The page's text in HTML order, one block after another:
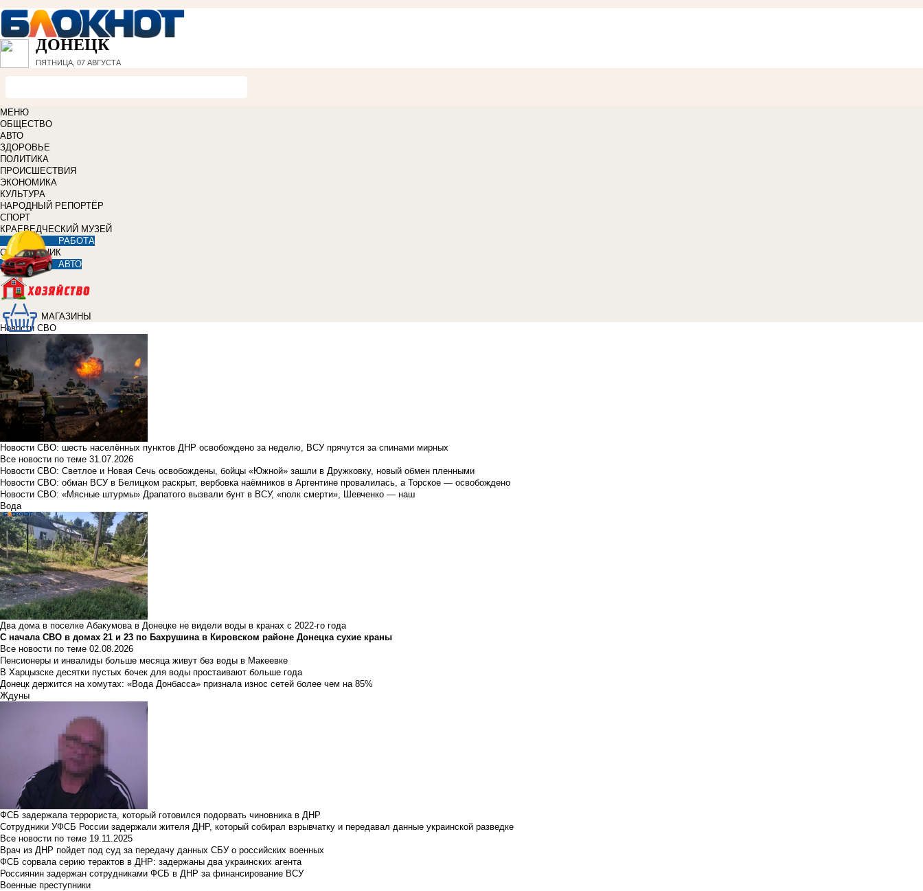
ДОНЕЦК
ПЯТНИЦА, 07 АВГУСТА
МЕНЮ
ОБЩЕСТВО
АВТО
ЗДОРОВЬЕ
ПОЛИТИКА
ПРОИСШЕСТВИЯ
ЭКОНОМИКА
КУЛЬТУРА
НАРОДНЫЙ РЕПОРТЁР
СПОРТ
КРАЕВЕДЧЕСКИЙ МУЗЕЙ
РАБОТА
СПРАВОЧНИК
АВТО
МАГАЗИНЫ
Новости СВО
Новости СВО: шесть населённых пунктов ДНР освобождено за неделю, ВСУ прячутся за спинами мирных
Все новости по теме 31.07.2026
Новости СВО: Светлое и Новая Сечь освобождены, бойцы «Южной» зашли в Дружковку, новый обмен пленными
Новости СВО: обман ВСУ в Белицком раскрыт, вербовка наёмников в Аргентине провалилась, а Торское — освобождено
Новости СВО: «Мясные штурмы» Драпатого вызвали бунт в ВСУ, «полк смерти», Шевченко — наш
Вода
Два дома в поселке Абакумова в Донецке не видели воды в кранах с 2022-го года
С начала СВО в домах 21 и 23 по Бахрушина в Кировском районе Донецка сухие краны
Все новости по теме 02.08.2026
Пенсионеры и инвалиды больше месяца живут без воды в Макеевке
В Харцызске десятки пустых бочек для воды простаивают больше года
Донецк держится на хомутах: «Вода Донбасса» признала износ сетей более чем на 85%
Ждуны
ФСБ задержала террориста, который готовился подорвать чиновника в ДНР
Сотрудники УФСБ России задержали жителя ДНР, который собирал взрывчатку и передавал данные украинской разведке
Все новости по теме 19.11.2025
Врач из ДНР пойдет под суд за передачу данных СБУ о российских военных
ФСБ сорвала серию терактов в ДНР: задержаны два украинских агента
Россиянин задержан сотрудниками ФСБ в ДНР за финансирование ВСУ
Военные преступники